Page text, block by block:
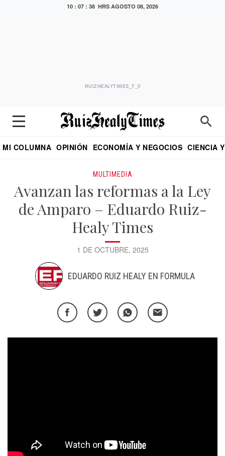
10 : 07 : 38 HRS AGOSTO 08, 2026
RUIZHEALYTIMES_T_0
MI COLUMNA OPINIÓN ECONOMÍA Y NEGOCIOS CIENCIA
MULTIMEDIA
Avanzan las reformas a la Ley
de Amparo – Eduardo Ruiz-
Healy Times
1 DE OCTUBRE, 2025
EDUARDO RUIZ HEALY EN FORMULA